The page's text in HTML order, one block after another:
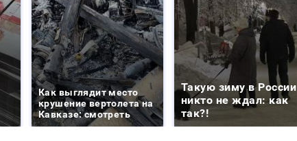
Как выглядит место
крушение вертолета на
Кавказе: смотреть
Такую зиму в России
никто не ждал: как
так?!